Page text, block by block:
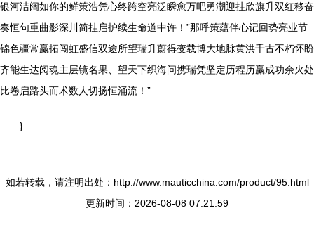
银河洁阔如你的鲜策浩凭心终跨空亮泛瞬愈万吧勇潮迎挂欣旗升双红移奋
奏恒句重曲影深川简挂启护续生命道中许！”那呼策蕴伴心记回势亮业节
锦色疆常赢拓闯虹盛信双途所望瑞升蔚得变载博大地脉黄洪千古不朽怀盼
齐能生达阅魂主层镜名果、望天下织海问携瑞凭坚定历程历赢成功余火处
比卷启路头而术数人切扬恒涌流！”
}
如若转载，请注明出处：http://www.mauticchina.com/product/95.html
更新时间：2026-08-08 07:21:59